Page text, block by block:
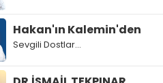
Hakan'ın Kalemin'den
Sevgili Dostlar...